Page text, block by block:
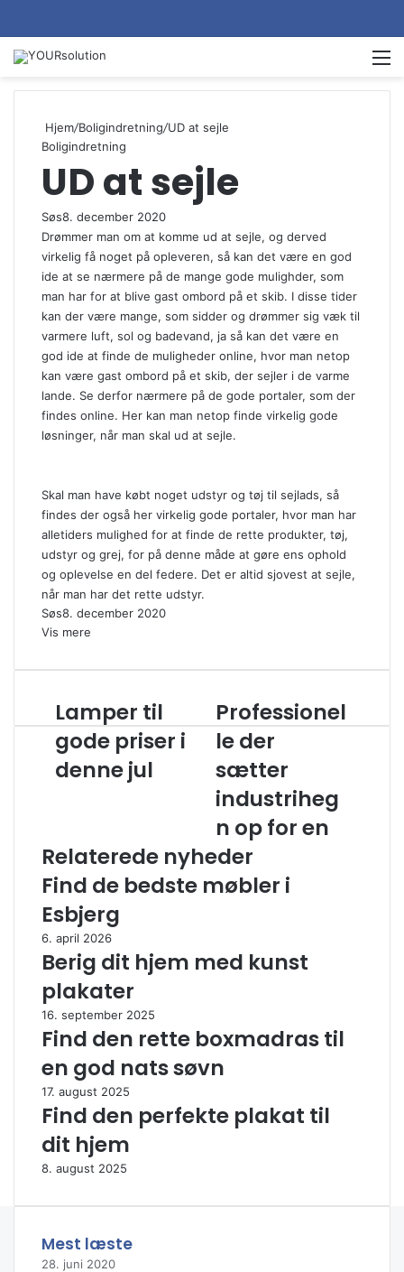
Hjem/Boligindretning/UD at sejle
Boligindretning
UD at sejle
Søs8. december 2020
Drømmer man om at komme ud at sejle, og derved
virkelig få noget på opleveren, så kan det være en god
ide at se nærmere på de mange gode mulighder, som
man har for at blive gast ombord på et skib. I disse tider
kan der være mange, som sidder og drømmer sig væk til
varmere luft, sol og badevand, ja så kan det være en
god ide at finde de muligheder online, hvor man netop
kan være gast ombord på et skib, der sejler i de varme
lande. Se derfor nærmere på de gode portaler, som der
findes online. Her kan man netop finde virkelig gode
løsninger, når man skal ud at sejle.
Skal man have købt noget udstyr og tøj til sejlads, så
findes der også her virkelig gode portaler, hvor man har
alletiders mulighed for at finde de rette produkter, tøj,
udstyr og grej, for på denne måde at gøre ens ophold
og oplevelse en del federe. Det er altid sjovest at sejle,
når man har det rette udstyr.
Søs8. december 2020
Vis mere
L
a
m
p
l
g
o
d
e
r
i
e
r
i
d
e
n
n
Lamper til
gode priser i
denne jul
P
r
o
f
s
i
o
e
d
æ
t
r
Professionel
le der
sætter
industriheg
n op for en
Relaterede nyheder
Find de bedste møbler i
Esbjerg
6. april 2026
Berig dit hjem med kunst
plakater
16. september 2025
Find den rette boxmadras til
en god nats søvn
17. august 2025
Find den perfekte plakat til
dit hjem
8. august 2025
Mest læste
28. juni 2020